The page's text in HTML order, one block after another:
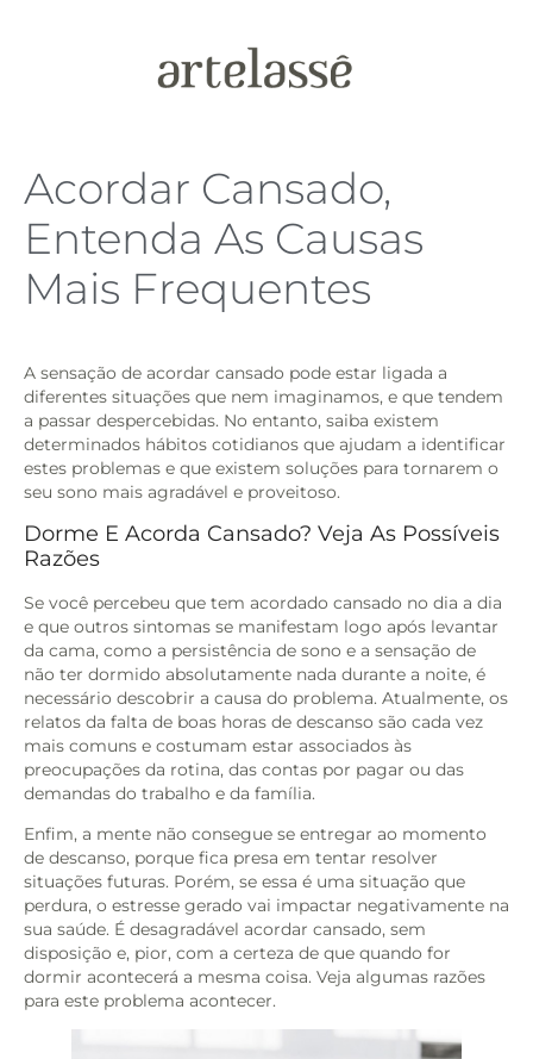
Acordar Cansado,
Entenda As Causas
Mais Frequentes
A sensação de acordar cansado pode estar ligada a
diferentes situações que nem imaginamos, e que tendem
a passar despercebidas. No entanto, saiba existem
determinados hábitos cotidianos que ajudam a identificar
estes problemas e que existem soluções para tornarem o
seu sono mais agradável e proveitoso.
Dorme E Acorda Cansado? Veja As Possíveis
Razões
Se você percebeu que tem acordado cansado no dia a dia
e que outros sintomas se manifestam logo após levantar
da cama, como a persistência de sono e a sensação de
não ter dormido absolutamente nada durante a noite, é
necessário descobrir a causa do problema. Atualmente, os
relatos da falta de boas horas de descanso são cada vez
mais comuns e costumam estar associados às
preocupações da rotina, das contas por pagar ou das
demandas do trabalho e da família.
Enfim, a mente não consegue se entregar ao momento
de descanso, porque fica presa em tentar resolver
situações futuras. Porém, se essa é uma situação que
perdura, o estresse gerado vai impactar negativamente na
sua saúde. É desagradável acordar cansado, sem
disposição e, pior, com a certeza de que quando for
dormir acontecerá a mesma coisa. Veja algumas razões
para este problema acontecer.